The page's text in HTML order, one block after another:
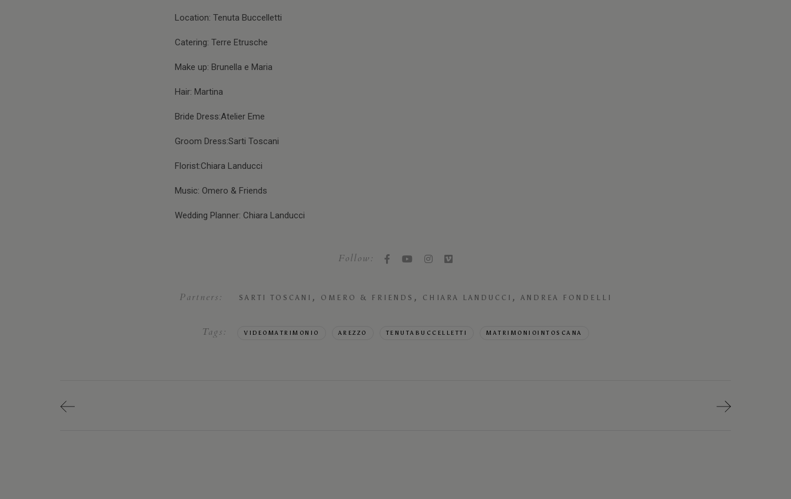
Location: Tenuta Buccelletti
Catering: Terre Etrusche
Make up: Brunella e Maria
Hair: Martina
Bride Dress:Atelier Eme
Groom Dress:Sarti Toscani
Florist:Chiara Landucci
Music: Omero & Friends
Wedding Planner: Chiara Landucci
Follow:
Partners: SARTI TOSCANI , OMERO & FRIENDS , CHIARA LANDUCCI , ANDREA FONDELLI
Tags: VIDEOMATRIMONIO AREZZO TENUTABUCCELLETTI MATRIMONIOINTOSCANA